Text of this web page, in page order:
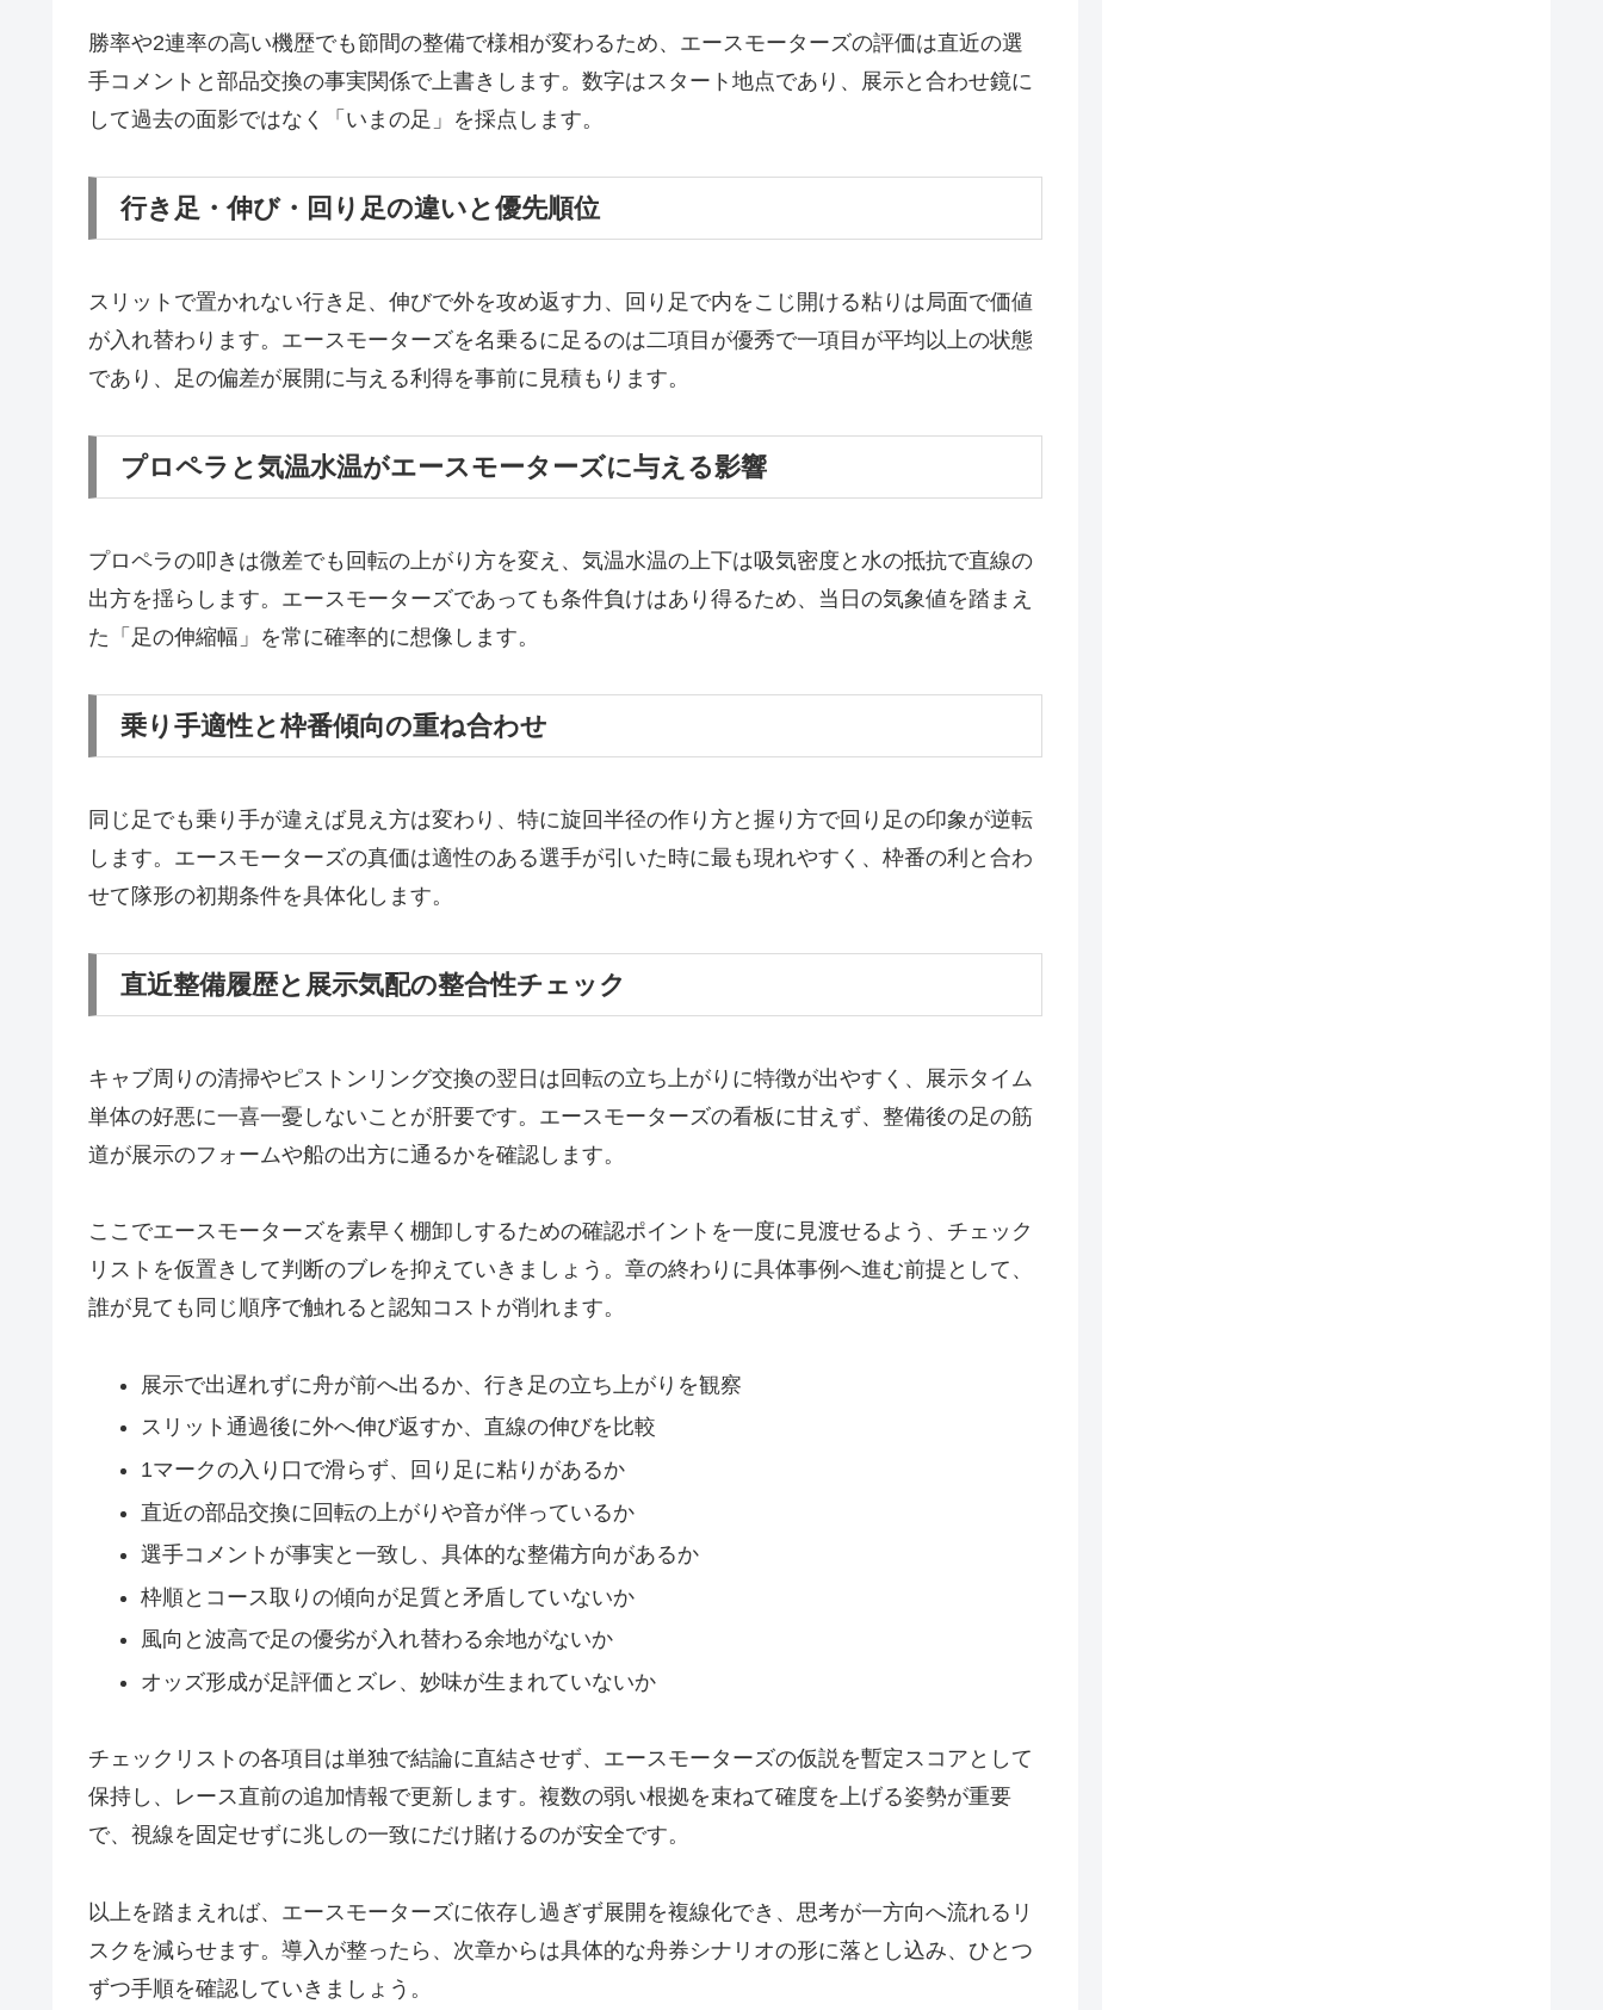
勝率や2連率の高い機歴でも節間の整備で様相が変わるため、エースモーターズの評価は直近の選
手コメントと部品交換の事実関係で上書きします。数字はスタート地点であり、展示と合わせ鏡に
して過去の面影ではなく「いまの足」を採点します。
行き足・伸び・回り足の違いと優先順位
スリットで置かれない行き足、伸びで外を攻め返す力、回り足で内をこじ開ける粘りは局面で価値
が入れ替わります。エースモーターズを名乗るに足るのは二項目が優秀で一項目が平均以上の状態
であり、足の偏差が展開に与える利得を事前に見積もります。
プロペラと気温水温がエースモーターズに与える影響
プロペラの叩きは微差でも回転の上がり方を変え、気温水温の上下は吸気密度と水の抵抗で直線の
出方を揺らします。エースモーターズであっても条件負けはあり得るため、当日の気象値を踏まえ
た「足の伸縮幅」を常に確率的に想像します。
乗り手適性と枠番傾向の重ね合わせ
同じ足でも乗り手が違えば見え方は変わり、特に旋回半径の作り方と握り方で回り足の印象が逆転
します。エースモーターズの真価は適性のある選手が引いた時に最も現れやすく、枠番の利と合わ
せて隊形の初期条件を具体化します。
直近整備履歴と展示気配の整合性チェック
キャブ周りの清掃やピストンリング交換の翌日は回転の立ち上がりに特徴が出やすく、展示タイム
単体の好悪に一喜一憂しないことが肝要です。エースモーターズの看板に甘えず、整備後の足の筋
道が展示のフォームや船の出方に通るかを確認します。
ここでエースモーターズを素早く棚卸しするための確認ポイントを一度に見渡せるよう、チェック
リストを仮置きして判断のブレを抑えていきましょう。章の終わりに具体事例へ進む前提として、
誰が見ても同じ順序で触れると認知コストが削れます。
展示で出遅れずに舟が前へ出るか、行き足の立ち上がりを観察
スリット通過後に外へ伸び返すか、直線の伸びを比較
1マークの入り口で滑らず、回り足に粘りがあるか
直近の部品交換に回転の上がりや音が伴っているか
選手コメントが事実と一致し、具体的な整備方向があるか
枠順とコース取りの傾向が足質と矛盾していないか
風向と波高で足の優劣が入れ替わる余地がないか
オッズ形成が足評価とズレ、妙味が生まれていないか
チェックリストの各項目は単独で結論に直結させず、エースモーターズの仮説を暫定スコアとして
保持し、レース直前の追加情報で更新します。複数の弱い根拠を束ねて確度を上げる姿勢が重要
で、視線を固定せずに兆しの一致にだけ賭けるのが安全です。
以上を踏まえれば、エースモーターズに依存し過ぎず展開を複線化でき、思考が一方向へ流れるリ
スクを減らせます。導入が整ったら、次章からは具体的な舟券シナリオの形に落とし込み、ひとつ
ずつ手順を確認していきましょう。